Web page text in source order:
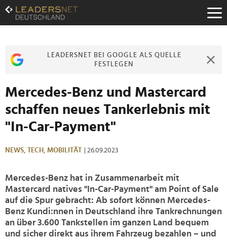
Zum
Inhalt
Zur
Zur
LEADERSNET BEI GOOGLE ALS QUELLE
FESTLEGEN
Mercedes-Benz und Mastercard
schaffen neues Tankerlebnis mit
"In-Car-Payment"
NEWS, TECH, MOBILITÄT | 26.09.2023
Mercedes-Benz hat in Zusammenarbeit mit
Mastercard natives "In-Car-Payment" am Point of Sale
auf die Spur gebracht: Ab sofort können Mercedes-
Benz Kundi:nnen in Deutschland ihre Tankrechnungen
an über 3.600 Tankstellen im ganzen Land bequem
und sicher direkt aus ihrem Fahrzeug bezahlen – und